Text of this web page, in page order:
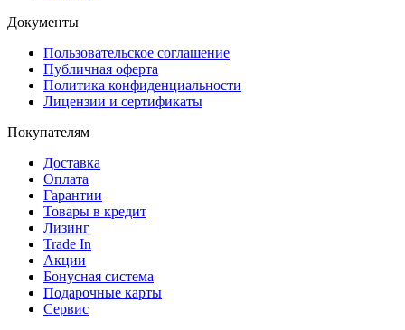
Документы
Пользовательское соглашение
Публичная оферта
Политика конфиденциальности
Лицензии и сертификаты
Покупателям
Доставка
Оплата
Гарантии
Товары в кредит
Лизинг
Trade In
Акции
Бонусная система
Подарочные карты
Сервис